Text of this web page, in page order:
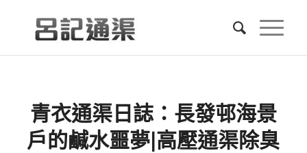
青衣通渠日誌：長發邨海景
戶的鹹水噩夢|高壓通渠除臭